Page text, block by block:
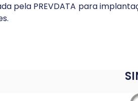
pela PREVDATA para